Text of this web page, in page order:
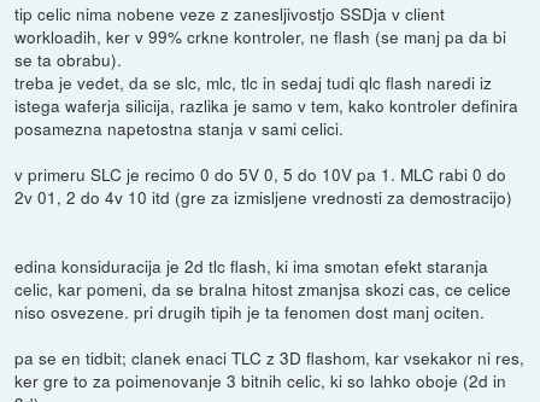
tip celic nima nobene veze z zanesljivostjo SSDja v client
workloadih, ker v 99% crkne kontroler, ne flash (se manj pa da bi
se ta obrabu).
treba je vedet, da se slc, mlc, tlc in sedaj tudi qlc flash naredi iz
istega waferja silicija, razlika je samo v tem, kako kontroler definira
posamezna napetostna stanja v sami celici.
v primeru SLC je recimo 0 do 5V 0, 5 do 10V pa 1. MLC rabi 0 do
2v 01, 2 do 4v 10 itd (gre za izmisljene vrednosti za demostracijo)
edina konsiduracija je 2d tlc flash, ki ima smotan efekt staranja
celic, kar pomeni, da se bralna hitost zmanjsa skozi cas, ce celice
niso osvezene. pri drugih tipih je ta fenomen dost manj ociten.
pa se en tidbit; clanek enaci TLC z 3D flashom, kar vsekakor ni res,
ker gre to za poimenovanje 3 bitnih celic, ki so lahko oboje (2d in